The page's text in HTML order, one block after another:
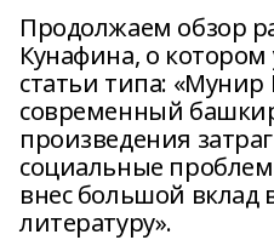
Продолжаем обзор
Кунафина, о
статьи типа: «Мунир
современный
произведения
социальные
внес большой вклад
литературу».